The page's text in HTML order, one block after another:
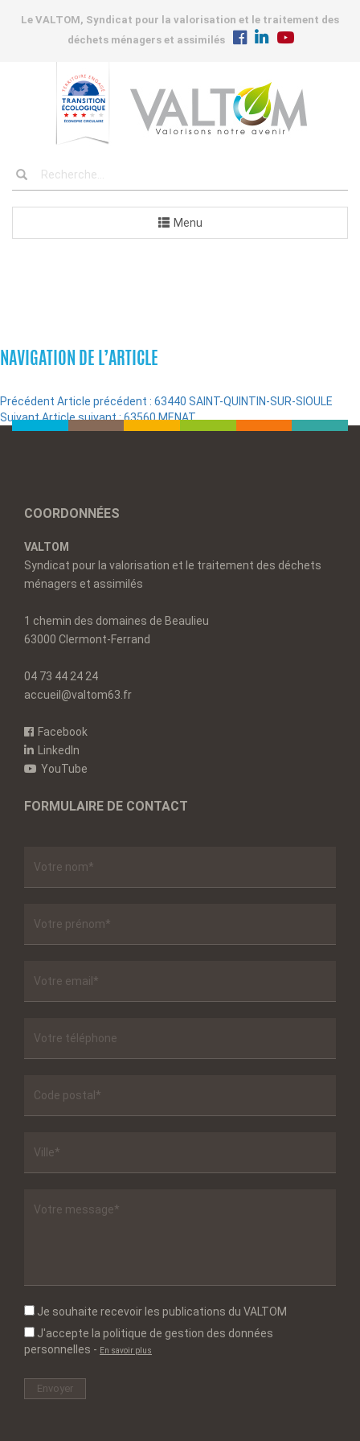
Le VALTOM, Syndicat pour la valorisation et le traitement des
déchets ménagers et assimilés
Menu
NAVIGATION DE L’ARTICLE
Précédent Article précédent : 63440 SAINT-QUINTIN-SUR-SIOULE
SuivantArticle suivant :63560 MENAT
COORDONNÉES
VALTOM
Syndicat pour la valorisation et le traitement des déchets
ménagers et assimilés
1 chemin des domaines de Beaulieu
63000 Clermont-Ferrand
04 73 44 24 24
accueil@valtom63.fr
Facebook
LinkedIn
YouTube
FORMULAIRE DE CONTACT
Je souhaite recevoir les publications du VALTOM
J'accepte la politique de gestion des données
personnelles - En savoir plus